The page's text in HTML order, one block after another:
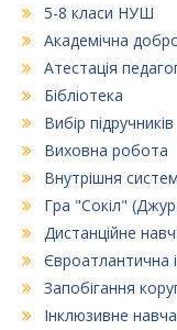
5-8 класи НУШ
Академічна
Атестація
Бібліотека
Вибір підручників
Виховна робота
Внутрішня
Гра "Сокіл"
Дистанційне
Євроатлантична
Запобігання
Інклюзивне